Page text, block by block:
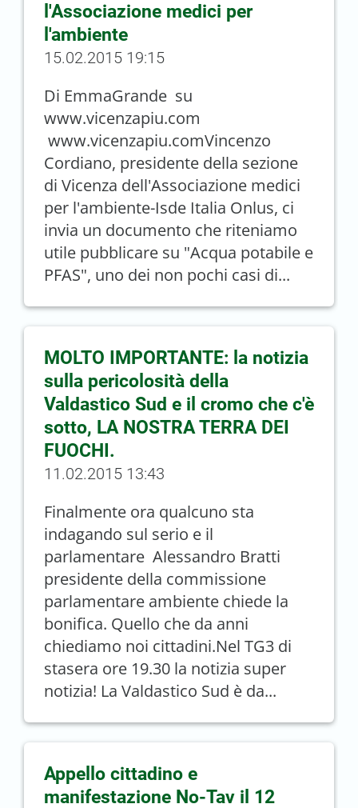
l'Associazione medici per
l'ambiente
15.02.2015 19:15
Di EmmaGrande su
www.vicenzapiu.com
www.vicenzapiu.comVincenzo
Cordiano, presidente della sezione
di Vicenza dell'Associazione medici
per l'ambiente-Isde Italia Onlus, ci
invia un documento che riteniamo
utile pubblicare su "Acqua potabile e
PFAS", uno dei non pochi casi di...
MOLTO IMPORTANTE: la notizia
sulla pericolosità della
Valdastico Sud e il cromo che c'è
sotto, LA NOSTRA TERRA DEI
FUOCHI.
11.02.2015 13:43
Finalmente ora qualcuno sta
indagando sul serio e il
parlamentare Alessandro Bratti
presidente della commissione
parlamentare ambiente chiede la
bonifica. Quello che da anni
chiediamo noi cittadini.Nel TG3 di
stasera ore 19.30 la notizia super
notizia! La Valdastico Sud è da...
Appello cittadino e
manifestazione No-Tav il 12